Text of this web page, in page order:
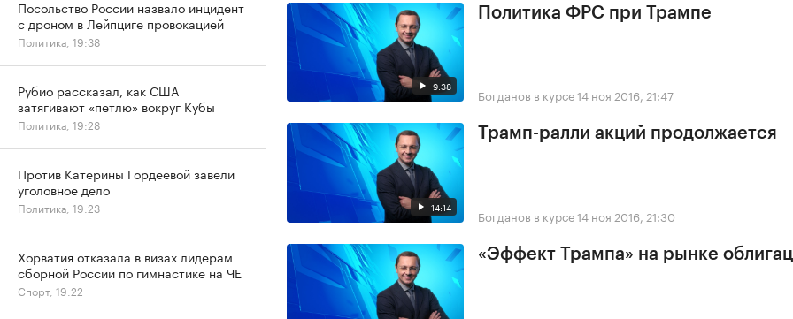
9:38
Политика ФРС при Трампе
Богданов в курсе14 ноя 2016, 21:47
14:14
Трамп-ралли акций продолжается
Богданов в курсе14 ноя 2016, 21:30
«Эффект Трампа» на рынке
Посольство России назвало инцидент
с дроном в Лейпциге провокацией
Политика, 19:38
Рубио рассказал, как США
затягивают «петлю» вокруг Кубы
Политика, 19:28
Против Катерины Гордеевой завели
уголовное дело
Политика, 19:23
Хорватия отказала в визах лидерам
сборной России по гимнастике на ЧЕ
Спорт, 19:22